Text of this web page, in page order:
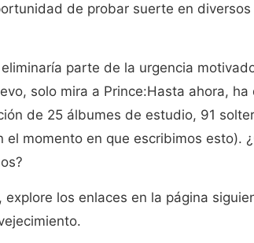
de probar suerte en
parte de la urgencia
solo mira a Prince:Hasta ahora,
de 25 álbumes de estudio, 91
el momento en que escribimos esto).
los enlaces en la página